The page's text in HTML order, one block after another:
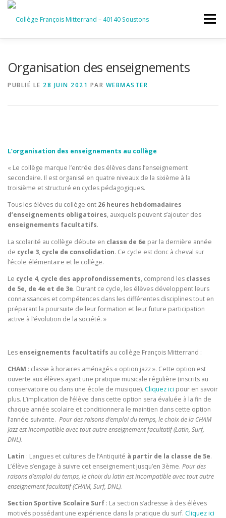
Aller
contenu
Menu
Organisation des enseignements
PUBLIÉ LE 28 JUIN 2021 PAR WEBMASTER
L’organisation des enseignements au collège
« Le collège marque l’entrée des élèves dans l’enseignement
secondaire. Il est organisé en quatre niveaux de la sixième à la
troisième et structuré en cycles pédagogiques.
Tous les élèves du collège ont 26 heures hebdomadaires
d’enseignements obligatoires, auxquels peuvent s’ajouter des
enseignements facultatifs.
La scolarité au collège débute en classe de 6e par la dernière année
de cycle 3, cycle de consolidation. Ce cycle est donc à cheval sur
l’école élémentaire et le collège.
Le cycle 4, cycle des approfondissements, comprend les classes
de 5e, de 4e et de 3e. Durant ce cycle, les élèves développent leurs
connaissances et compétences dans les différentes disciplines tout en
préparant la poursuite de leur formation et leur future participation
active à l’évolution de la société. »
Les enseignements facultatifs au collège François Mitterrand :
CHAM : classe à horaires aménagés « option jazz ». Cette option est
ouverte aux élèves ayant une pratique musicale régulière (inscrits au
conservatoire ou dans une école de musique). Cliquez ici pour en savoir
plus. L’implication de l’élève dans cette option sera évaluée à la fin de
chaque année scolaire et conditionnera le maintien dans cette option
l’année suivante. Pour des raisons d’emploi du temps, le choix de la CHAM
Jazz est incompatible avec tout autre enseignement facultatif (Latin, Surf,
DNL).
Latin : Langues et cultures de l’Antiquité à partir de la classe de 5e.
L’élève s’engage à suivre cet enseignement jusqu’en 3ème. Pour des
raisons d’emploi du temps, le choix du latin est incompatible avec tout autre
enseignement facultatif (CHAM, Surf, DNL).
Section Sportive Scolaire Surf : La section s’adresse à des élèves
motivés possédant une expérience dans la pratique du surf. Cliquez ici